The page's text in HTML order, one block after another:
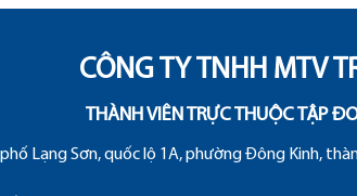
CÔNG TY TNHH MTV
THÀNH VIÊN TRỰC THUỘC TẬP
Lạng Sơn, quốc lộ 1A, phường Đông Kinh,